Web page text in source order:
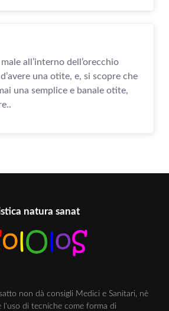
all’interno dell’orecchio
una otite, e, si scopre che
una semplice e banale otite,
natura sanat
non dà consigli Medici e Sanitari, nè
l'uso di tecniche come forma di